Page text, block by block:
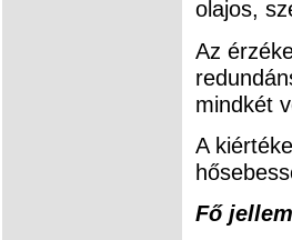
olajos,
Az
mindkét
A
Fő